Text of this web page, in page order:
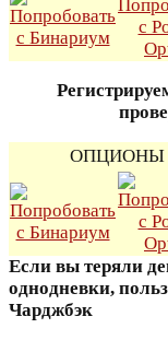
ОПЦИОНЫ
Если вы теряли
однодневки,
Чарджбэк